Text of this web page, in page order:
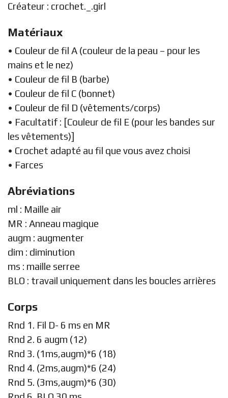
Créateur : crochet._.girl
Matériaux
• Couleur de fil A (couleur de la peau – pour les
mains et le nez)
• Couleur de fil B (barbe)
• Couleur de fil C (bonnet)
• Couleur de fil D (vêtements/corps)
• Facultatif : [Couleur de fil E (pour les bandes sur
les vêtements)]
• Crochet adapté au fil que vous avez choisi
• Farces
Abréviations
ml : Maille air
MR : Anneau magique
augm : augmenter
dim : diminution
ms : maille serree
BLO : travail uniquement dans les boucles arrières
Corps
Rnd 1. Fil D- 6 ms en MR
Rnd 2. 6 augm (12)
Rnd 3. (1ms,augm)*6 (18)
Rnd 4. (2ms,augm)*6 (24)
Rnd 5. (3ms,augm)*6 (30)